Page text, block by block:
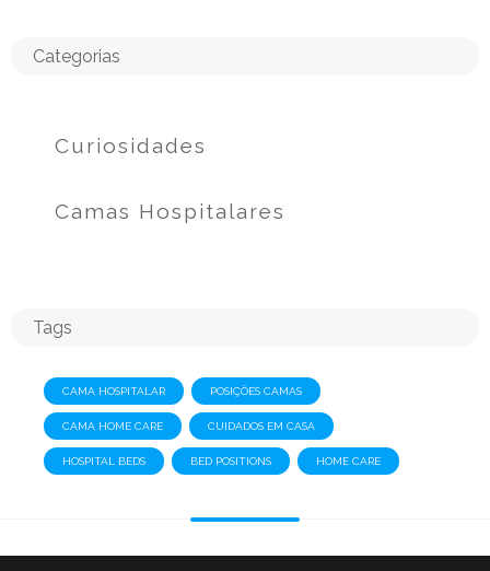
Categorias
Curiosidades
Camas Hospitalares
Tags
CAMA HOSPITALAR POSIÇÕES CAMAS
CAMA HOME CARE CUIDADOS EM CASA
HOSPITAL BEDS BED POSITIONS HOME CARE